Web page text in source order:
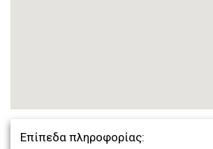
Επίπεδα πληροφορίας: